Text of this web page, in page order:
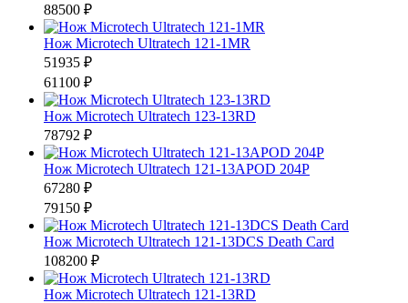
88500 ₽
Нож Microtech Ultratech 121-1MR
51935 ₽
61100 ₽
Нож Microtech Ultratech 123-13RD
78792 ₽
Нож Microtech Ultratech 121-13APOD 204P
67280 ₽
79150 ₽
Нож Microtech Ultratech 121-13DCS Death Card
108200 ₽
Нож Microtech Ultratech 121-13RD